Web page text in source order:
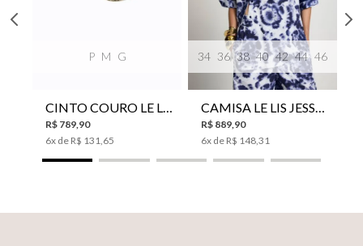
P M G
R$ 789 90
6x de R$ 131 65
34 36 38 40 42 44 46
R$ 889 90
6x de R$ 148 31